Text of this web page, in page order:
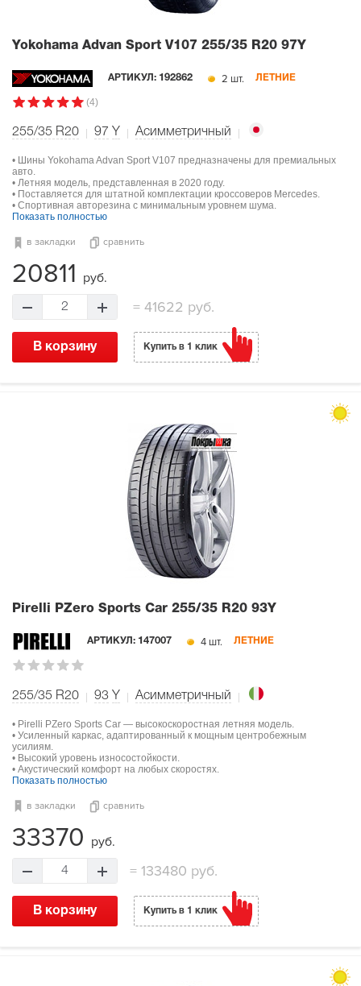
Yokohama Advan Sport V107 255/35 R20 97Y
АРТИКУЛ: 192862 2 шт. ЛЕТНИЕ
(4)
255/35 R20 97 Y Асимметричный
• Шины Yokohama Advan Sport V107 предназначены для премиальных
авто.
• Летняя модель, представленная в 2020 году.
• Поставляется для штатной комплектации кроссоверов Mercedes.
• Спортивная авторезина с минимальным уровнем шума.
Показать полностью
в закладки сравнить
20811 руб.
2 = 41622 руб.
В корзину Купить в 1 клик
Pirelli PZero Sports Car 255/35 R20 93Y
АРТИКУЛ: 147007 4 шт. ЛЕТНИЕ
255/35 R20 93 Y Асимметричный
• Pirelli PZero Sports Car — высокоскоростная летняя модель.
• Усиленный каркас, адаптированный к мощным центробежным
усилиям.
• Высокий уровень износостойкости.
• Акустический комфорт на любых скоростях.
Показать полностью
в закладки сравнить
33370 руб.
4 = 133480 руб.
В корзину Купить в 1 клик